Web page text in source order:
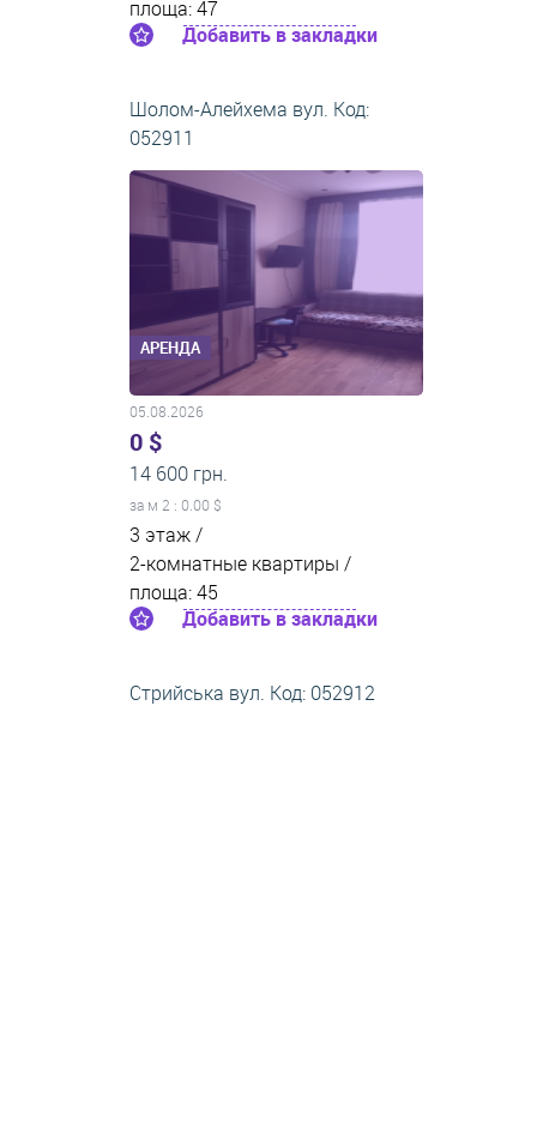
площа: 47
Добавить в закладки
Шолом-Алейхема вул. Код:
052911
АРЕНДА
05.08.2026
0 $
14 600 грн.
за м 2 : 0.00 $
3 этаж /
2-комнатные квартиры /
площа: 45
Добавить в закладки
Стрийська вул. Код: 052912